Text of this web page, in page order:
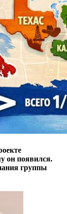
он появился.
группы